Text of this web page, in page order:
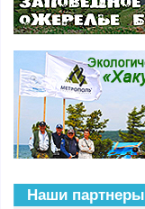
Наши партнеры